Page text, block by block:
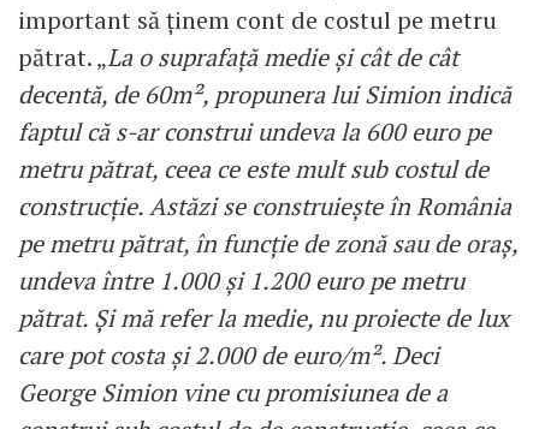
important să ținem cont de costul pe metru
pătrat. „La o suprafață medie și cât de cât
decentă, de 60m², propunera lui Simion indică
faptul că s-ar construi undeva la 600 euro pe
metru pătrat, ceea ce este mult sub costul de
construcție. Astăzi se construiește în România
pe metru pătrat, în funcție de zonă sau de oraș,
undeva între 1.000 și 1.200 euro pe metru
pătrat. Și mă refer la medie, nu proiecte de lux
care pot costa și 2.000 de euro/m². Deci
George Simion vine cu promisiunea de a